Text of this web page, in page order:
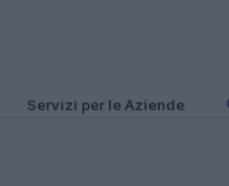
Servizi per le Aziende